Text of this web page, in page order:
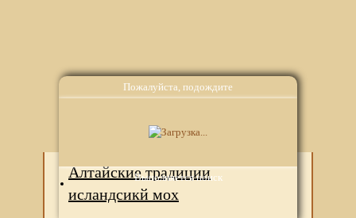
Пожалуйста, подождите
Выполняется поиск
Аналоги
Алтайские традиции
исландсикй мох